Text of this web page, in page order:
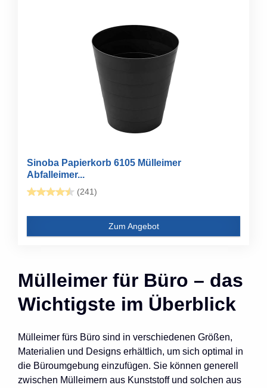
Sinoba Papierkorb 6105 Mülleimer
Abfalleimer...
(241)
Zum Angebot
Mülleimer für Büro – das
Wichtigste im Überblick
Mülleimer fürs Büro sind in verschiedenen Größen,
Materialien und Designs erhältlich, um sich optimal in
die Büroumgebung einzufügen. Sie können generell
zwischen Mülleimern aus Kunststoff und solchen aus